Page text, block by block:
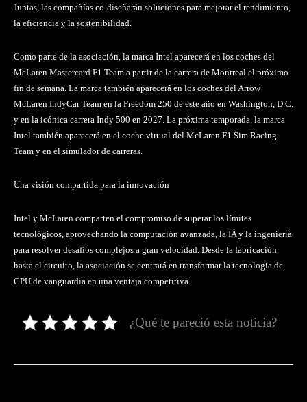
Juntas, las compañías co-diseñarán soluciones para mejorar el rendimiento,
la eficiencia y la sostenibilidad.
Como parte de la asociación, la marca Intel aparecerá en los coches del
McLaren Mastercard F1 Team a partir de la carrera de Montreal el próximo
fin de semana. La marca también aparecerá en los coches del Arrow
McLaren IndyCar Team en la Freedom 250 de este año en Washington, D.C.
y en la icónica carrera Indy 500 en 2027. La próxima temporada, la marca
Intel también aparecerá en el coche virtual del McLaren F1 Sim Racing
Team y en el simulador de carreras.
Una visión compartida para la innovación
Intel y McLaren comparten el compromiso de superar los límites
tecnológicos, aprovechando la computación avanzada, la IA y la ingeniería
para resolver desafíos complejos a gran velocidad. Desde la fabricación
hasta el circuito, la asociación se centrará en transformar la tecnología de
CPU de vanguardia en una ventaja competitiva.
¿Qué te pareció esta noticia?